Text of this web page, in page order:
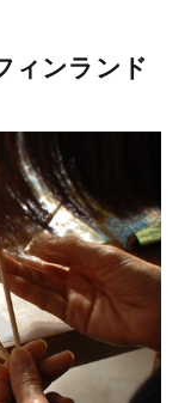
ィンランド